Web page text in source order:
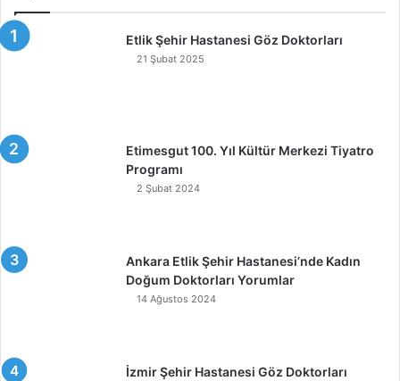
Etlik Şehir Hastanesi Göz Doktorları
21 Şubat 2025
Etimesgut 100. Yıl Kültür Merkezi Tiyatro
Programı
2 Şubat 2024
Ankara Etlik Şehir Hastanesi’nde Kadın
Doğum Doktorları Yorumlar
14 Ağustos 2024
İzmir Şehir Hastanesi Göz Doktorları